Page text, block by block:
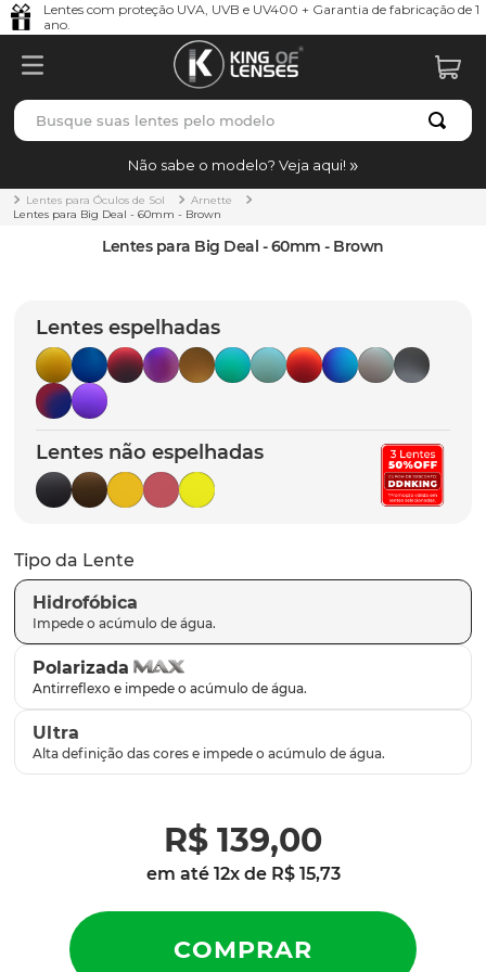
Lentes com proteção UVA, UVB e UV400 + Garantia de fabricação de 1
ano.
Busque suas lentes pelo modelo
Não sabe o modelo? Veja aqui!
Lentes para Óculos de Sol
Arnette
Lentes para Big Deal - 60mm - Brown
Lentes para Big Deal - 60mm - Brown
Lentes espelhadas
Lentes não espelhadas
Tipo da Lente
Hidrofóbica
Polarizada
Ultra
R$ 139,00
em até 12x de R$ 15,73
TERMOS MAIS BUSCADOS
1º borrachas
holbrook
5º chaves
6º t-shock
7º latch
8º gasket
9º parafusos